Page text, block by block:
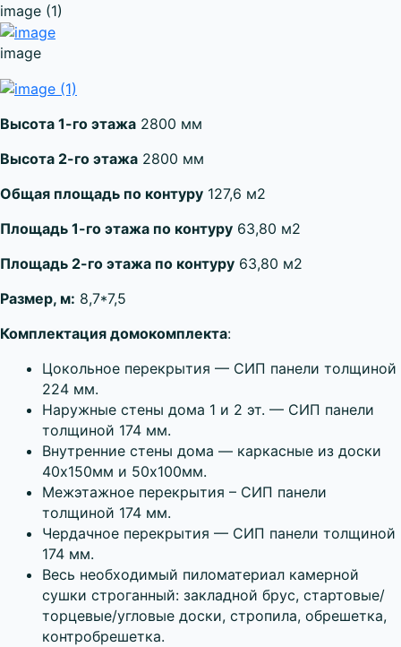
image (1)
image
Высота 1-го этажа 2800 мм
Высота 2-го этажа 2800 мм
Общая площадь по контуру 127,6 м2
Площадь 1-го этажа по контуру 63,80 м2
Площадь 2-го этажа по контуру 63,80 м2
Размер, м: 8,7*7,5
Комплектация домокомплекта:
Цокольное перекрытия — СИП панели толщиной
224 мм.
Наружные стены дома 1 и 2 эт. — СИП панели
толщиной 174 мм.
Внутренние стены дома — каркасные из доски
40х150мм и 50х100мм.
Межэтажное перекрытия – СИП панели
толщиной 174 мм.
Чердачное перекрытия — СИП панели толщиной
174 мм.
Весь необходимый пиломатериал камерной
сушки строганный: закладной брус, стартовые/
торцевые/угловые доски, стропила, обрешетка,
контробрешетка.